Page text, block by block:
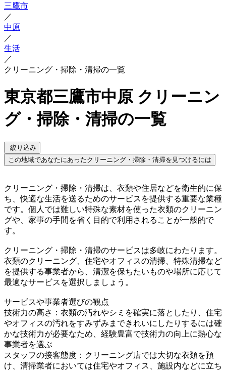
三鷹市
／
中原
／
生活
／
クリーニング・掃除・清掃の一覧
東京都三鷹市中原 クリーニン
グ・掃除・清掃の一覧
絞り込み
この地域であなたにあったクリーニング・掃除・清掃を見つけるには
クリーニング・掃除・清掃は、衣類や住居などを衛生的に保
ち、快適な生活を送るためのサービスを提供する重要な業種
です。個人では難しい特殊な素材を使った衣類のクリーニン
グや、家事の手間を省く目的で利用されることが一般的で
す。
クリーニング・掃除・清掃のサービスは多岐にわたります。
衣類のクリーニング、住宅やオフィスの清掃、特殊清掃など
を提供する事業者から、清潔を保ちたいものや場所に応じて
最適なサービスを選択しましょう。
サービスや事業者選びの観点
技術力の高さ：衣類の汚れやシミを確実に落としたり、住宅
やオフィスの汚れをすみずみまできれいにしたりするには確
かな技術力が必要なため、経験豊富で技術力の向上に熱心な
事業者を選ぶ
スタッフの接客態度：クリーニング店では大切な衣類を預
け、清掃業者においては住宅やオフィス、施設内などに立ち